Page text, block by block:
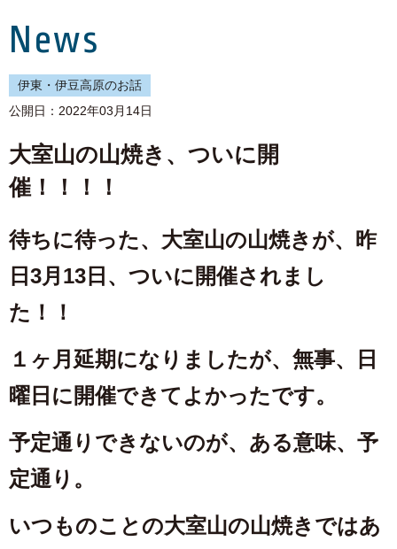
News
伊東・伊豆高原のお話
公開日：2022年03月14日
大室山の山焼き、ついに開
催！！！！
待ちに待った、大室山の山焼きが、昨
日3月13日、ついに開催されまし
た！！
１ヶ月延期になりましたが、無事、日
曜日に開催できてよかったです。
予定通りできないのが、ある意味、予
定通り。
いつものことの大室山の山焼きではあ